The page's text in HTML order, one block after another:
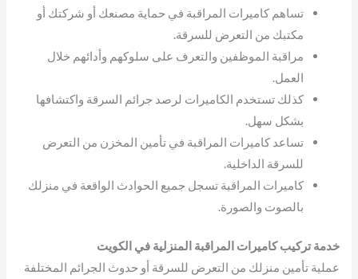
تساهم كاميرات المراقبة في حماية مصنعك أو شركتك أو
مكتبك من التعرض للسرقة.
مراقبة الموظفين والتعرف على سلوكهم وأدائهم خلال
العمل.
كذلك تستخدم الكاميرات لرصد جرائم السرقة واكتشافها
بشكل سهل.
تساعد كاميرات المراقبة في تأمين المخزن من التعرض
للسرقة الداخلية.
كاميرات المراقبة تسجل جميع الحوادث الواقعة في منزلك
بالصوت والصورة.
خدمة تركيب كاميرات المراقبة المنزلية في الكويت
عملية تأمين منزلك من التعرض للسرقة أو حدوث الجرائم المختلفة